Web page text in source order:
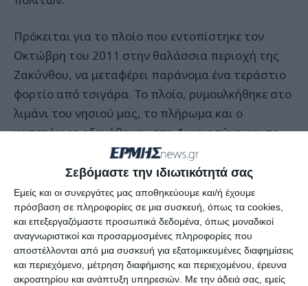
Σεβόμαστε την ιδιωτικότητά σας
Εμείς και οι συνεργάτες μας αποθηκεύουμε και/ή έχουμε
πρόσβαση σε πληροφορίες σε μια συσκευή, όπως τα cookies,
και επεξεργαζόμαστε προσωπικά δεδομένα, όπως μοναδικοί
αναγνωριστικοί και προσαρμοσμένες πληροφορίες που
αποστέλλονται από μια συσκευή για εξατομικευμένες διαφημίσεις
και περιεχόμενο, μέτρηση διαφήμισης και περιεχομένου, έρευνα
ακροατηρίου και ανάπτυξη υπηρεσιών. Με την άδειά σας, εμείς
Πρόκειται για το πλοίο που εντοπίστηκε τον
Οκτώβρη του 2011 στην θαλάσσια περιοχή της
Ζακύνθου, να μεταφέρει παράνομα ένα τεράστιο
φορτίο από τσιγάρα. Το πλοίο, ρυμουλκήθηκε στο
λιμάνι του νησιού μας, το πλήρωμα και ο
καπετάνιος οδηγήθηκαν στη Δικαιοσύνη και το
εμπόρευμα κατασχέθηκε.
Περίπου ένα χρόνο μετά το συμβάν και αφού
ολοκληρώθηκε μια σειρά από γραφειοκρατικές και
τυπικές διαδικασίες, το φορτίο των παράνομων
τσιγάρων απομακρύνθηκε από τα αμπάρια του
πλοίου και καταστράφηκε.